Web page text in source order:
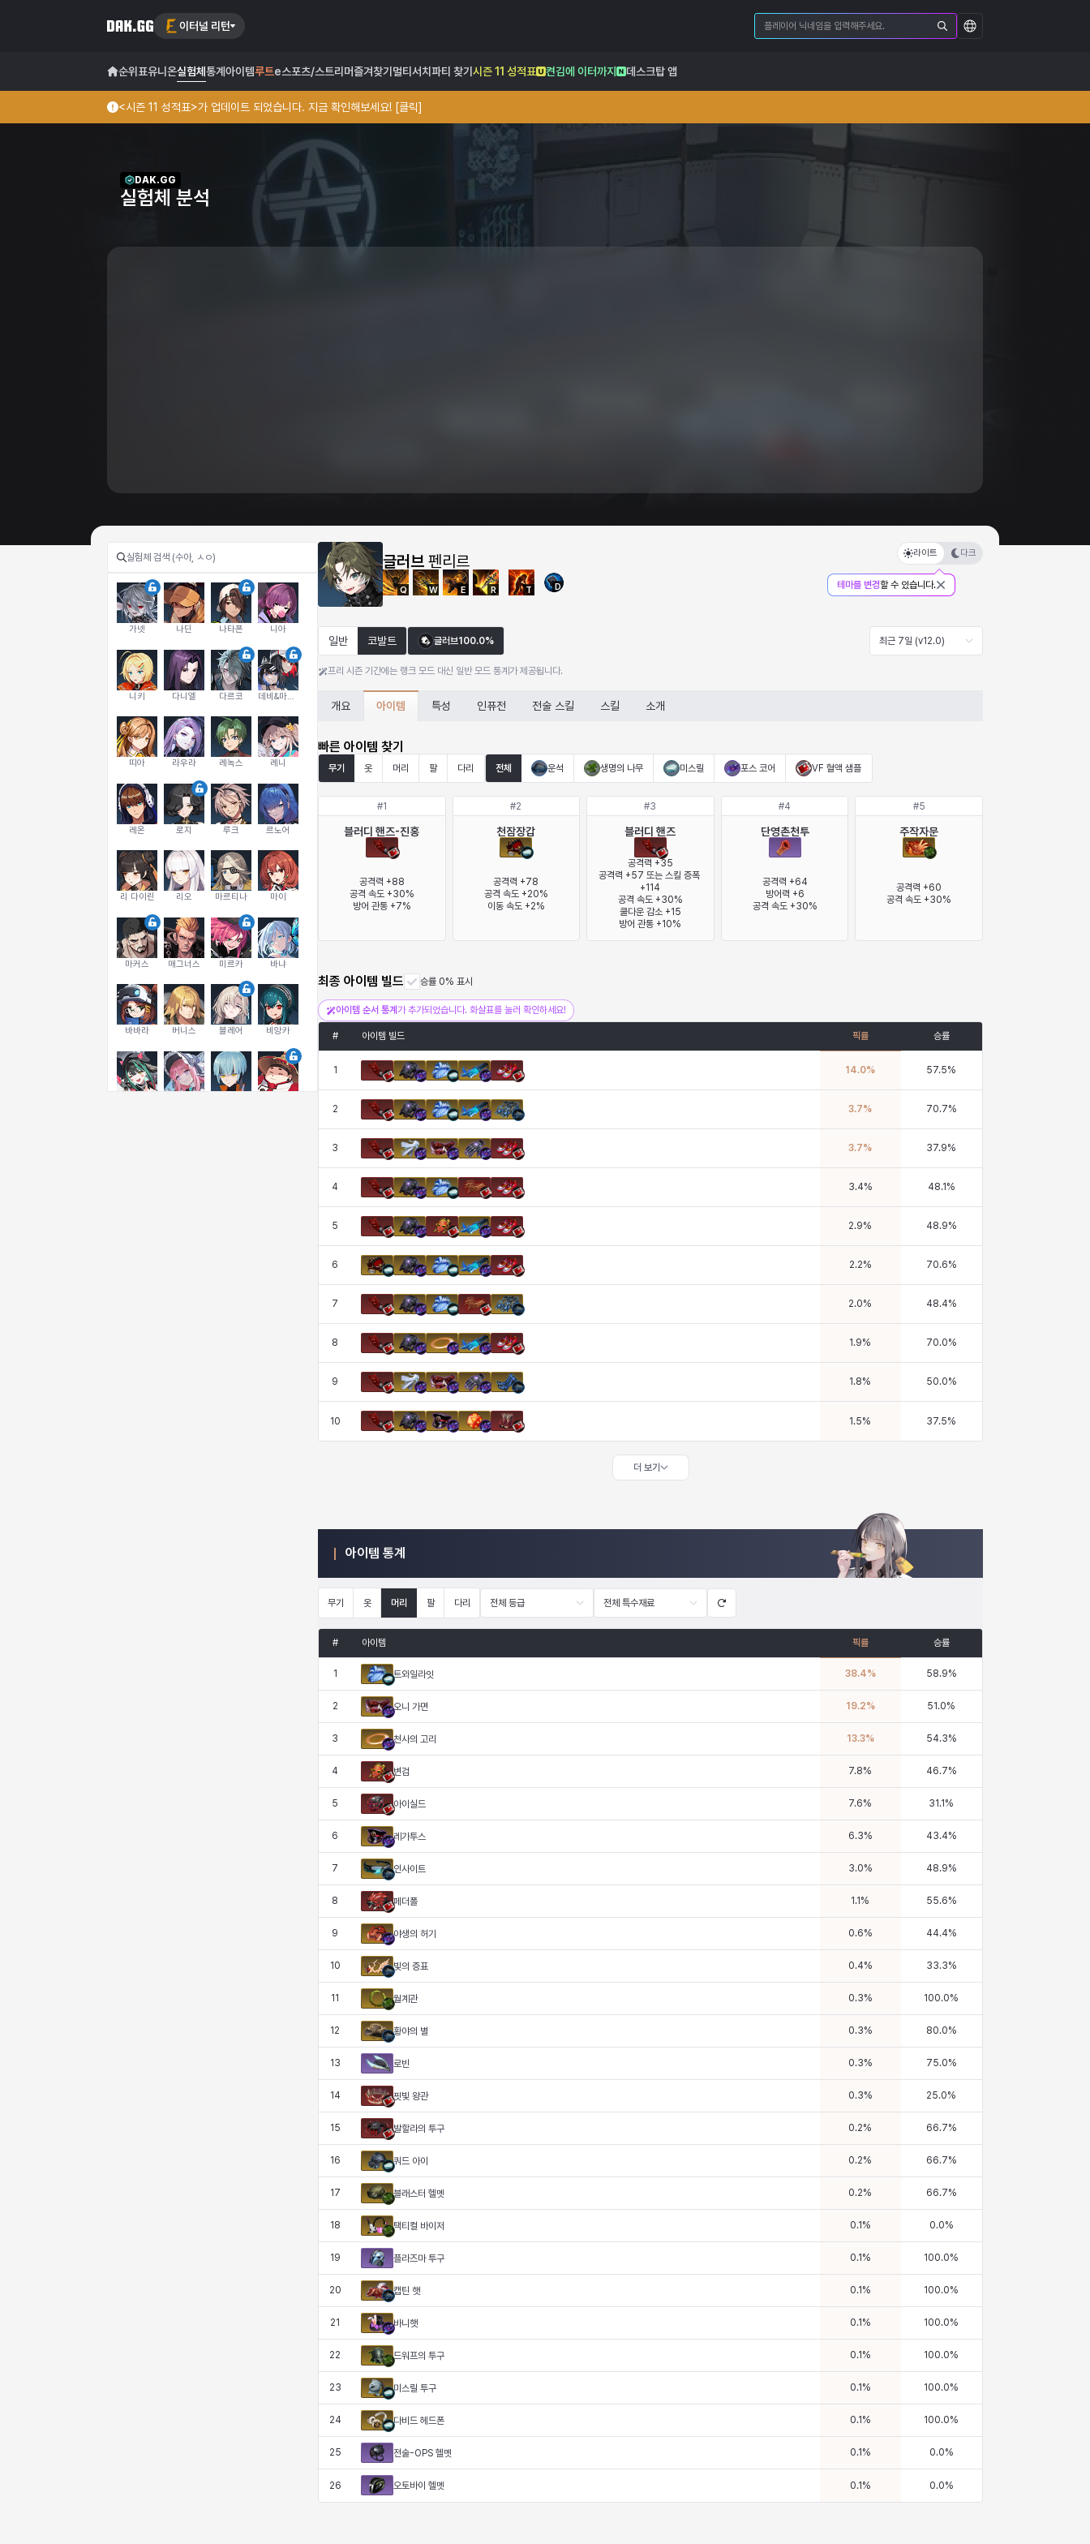
이터널 리턴
순위표유니온실험체 통계 아이템루트e스포츠/스트리머즐겨찾기 멀티서치 파티 찾기 시즌 11 성적표 켠김에 이터까지 데스크탑 앱
<시즌 11 성적표>가 업데이트 되었습니다. 지금 확인해보세요! [클릭]
DAK.GG
실험체 분석
가넷 나딘 나타폰 니아
니키 다니엘 다르코
띠아 라우라 레녹스 레니
레온 로지 루크 르노어
리 다이린 리오 마르티나 마이
마커스 매그너스 미르카 바냐
바바라 버니스 블레어 비앙카
글러브 펜리르
Q W E R T D
라이트 다크
테마를 변경할 수 있습니다.
일반 코발트 글러브100.0% 최근 7일 (v12.0)
프리 시즌 기간에는 랭크 모드 대신 일반 모드 통계가 제공됩니다.
개요 아이템 특성 인퓨전 전술 스킬 스킬 소개
빠른 아이템 찾기
무기 옷 머리 팔 다리 전체 운석 생명의 나무 미스릴 포스 코어 VF 혈액 샘플
#1
블러디 핸즈-진홍
공격력 +88
공격 속도 +30%
방어 관통 +7%
#2
천잠장갑
공격력 +78
공격 속도 +20%
이동 속도 +2%
#3
블러디 핸즈
공격력 +35
공격력 +57 또는 스킬 증폭
+114
공격 속도 +30%
쿨다운 감소 +15
방어 관통 +10%
#4
단영촌천투
공격력 +64
방어력 +6
공격 속도 +30%
#5
주작자문
공격력 +60
공격 속도 +30%
최종 아이템 빌드 승률 0% 표시
아이템 순서 통계 가 추가되었습니다. 화살표를 눌러 확인하세요!
# 아이템 빌드 픽률 승률
1 14.0% 57.5%
2 3.7% 70.7%
3 3.7% 37.9%
4 3.4% 48.1 %
5 2.9% 48.9%
6 2.2% 70.6%
7 2.0% 48.4%
8 1.9% 70.0%
9 1.8% 50.0%
10 1.5% 37.5%
더 보기
아이템 통계
무기 옷 머리 팔 다리 전체 등급 전체 특수재료
# 아이템 픽률 승률
1 트와일라잇 38.4% 58.9%
2 오니 가면 19.2% 51.0%
3 천사의 고리 13.3% 54.3%
4 변검 7.8% 46.7%
5 아이실드 7.6% 31.1 %
6 레가투스 6.3% 43.4%
7 인사이트 3.0% 48.9%
8 페더폴 1.1 % 55.6%
9 야생의 허기 0.6% 44.4%
10 빛의 증표 0.4% 33.3%
11 월계관 0.3% 100.0%
12 황야의 별 0.3% 80.0%
13 로빈 0.3% 75.0%
14 핏빛 왕관 0.3% 25.0%
15 발할라의 투구 0.2% 66.7%
16 쿼드 아이 0.2% 66.7%
17 블래스터 헬멧 0.2% 66.7%
18 택티컬 바이저 0.1 % 0.0%
19 플라즈마 투구 0.1 % 100.0%
20 캡틴 햇 0.1 % 100.0%
21 바니햇 0.1 % 100.0%
22 드워프의 투구 0.1 % 100.0%
23 미스릴 투구 0.1 % 100.0%
24 다비드 헤드폰 0.1 % 100.0%
25 전술-OPS 헬멧 0.1 % 0.0%
26 오토바이 헬멧 0.1 % 0.0%